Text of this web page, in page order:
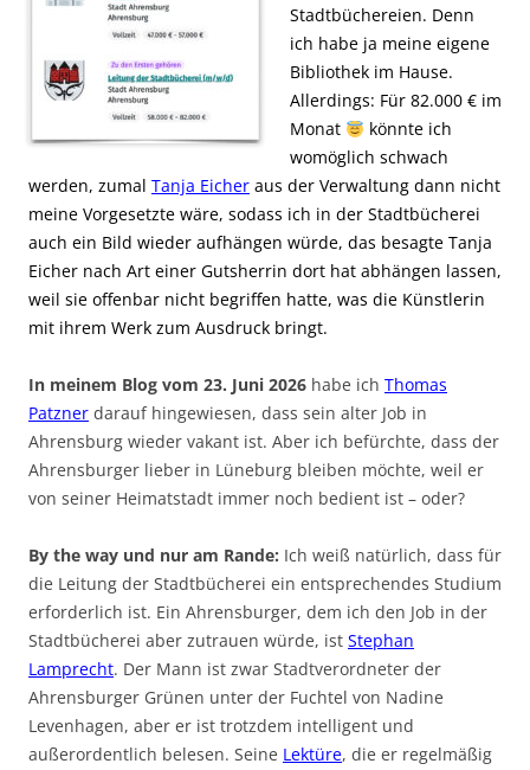
Stadtbüchereien. Denn
ich habe ja meine eigene
Bibliothek im Hause.
Allerdings: Für 82.000 € im
Monat
könnte ich
womöglich schwach
werden, zumal Tanja Eicher aus der Verwaltung dann nicht
meine Vorgesetzte wäre, sodass ich in der Stadtbücherei
auch ein Bild wieder aufhängen würde, das besagte Tanja
Eicher nach Art einer Gutsherrin dort hat abhängen lassen,
weil sie offenbar nicht begriffen hatte, was die Künstlerin
mit ihrem Werk zum Ausdruck bringt.
In meinem Blog vom 23. Juni 2026 habe ich Thomas
Patzner darauf hingewiesen, dass sein alter Job in
Ahrensburg wieder vakant ist. Aber ich befürchte, dass der
Ahrensburger lieber in Lüneburg bleiben möchte, weil er
von seiner Heimatstadt immer noch bedient ist – oder?
By the way und nur am Rande: Ich weiß natürlich, dass für
die Leitung der Stadtbücherei ein entsprechendes Studium
erforderlich ist. Ein Ahrensburger, dem ich den Job in der
Stadtbücherei aber zutrauen würde, ist Stephan
Lamprecht. Der Mann ist zwar Stadtverordneter der
Ahrensburger Grünen unter der Fuchtel von Nadine
Levenhagen, aber er ist trotzdem intelligent und
außerordentlich belesen. Seine Lektüre, die er regelmäßig